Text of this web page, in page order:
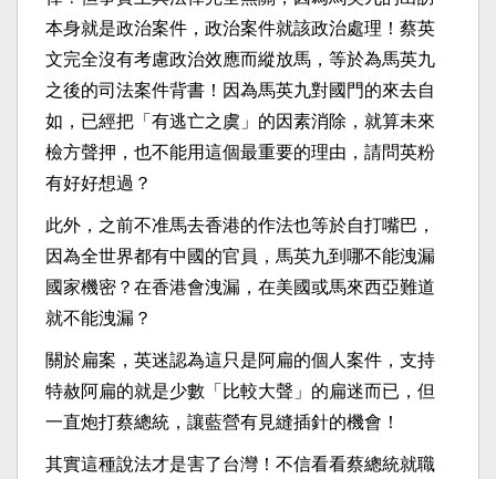
本身就是政治案件，政治案件就該政治處理！蔡英
文完全沒有考慮政治效應而縱放馬，等於為馬英九
之後的司法案件背書！因為馬英九對國門的來去自
如，已經把「有逃亡之虞」的因素消除，就算未來
檢方聲押，也不能用這個最重要的理由，請問英粉
有好好想過？
此外，之前不准馬去香港的作法也等於自打嘴巴，
因為全世界都有中國的官員，馬英九到哪不能洩漏
國家機密？在香港會洩漏，在美國或馬來西亞難道
就不能洩漏？
關於扁案，英迷認為這只是阿扁的個人案件，支持
特赦阿扁的就是少數「比較大聲」的扁迷而已，但
一直炮打蔡總統，讓藍營有見縫插針的機會！
其實這種說法才是害了台灣！不信看看蔡總統就職